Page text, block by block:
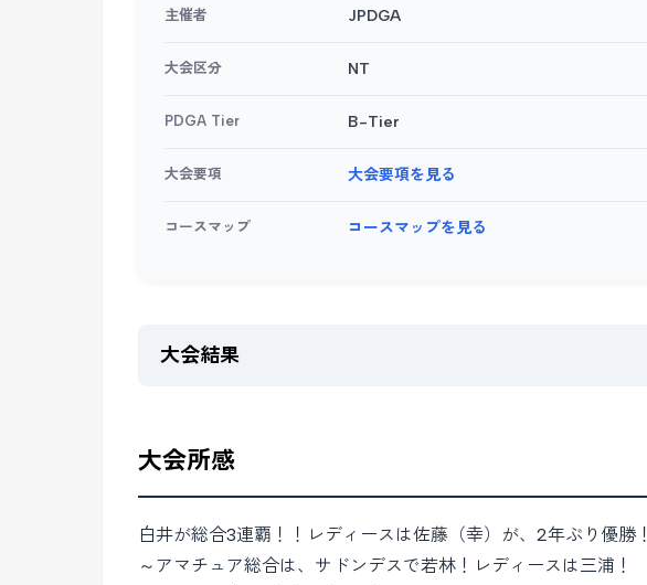
主催者 JPDGA
大会区分 NT
PDGA Tier B-Tier
大会要項 大会要項を見る
コースマップ コースマップを見る
大会結果
大会所感
白井が総合3連覇！！レディースは佐藤（幸）が、2年ぶり優勝！
～アマチュア総合は、サドンデスで若林！レディースは三浦！